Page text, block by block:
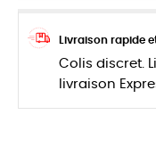
Livraison rapide
Colis discret.
livraison